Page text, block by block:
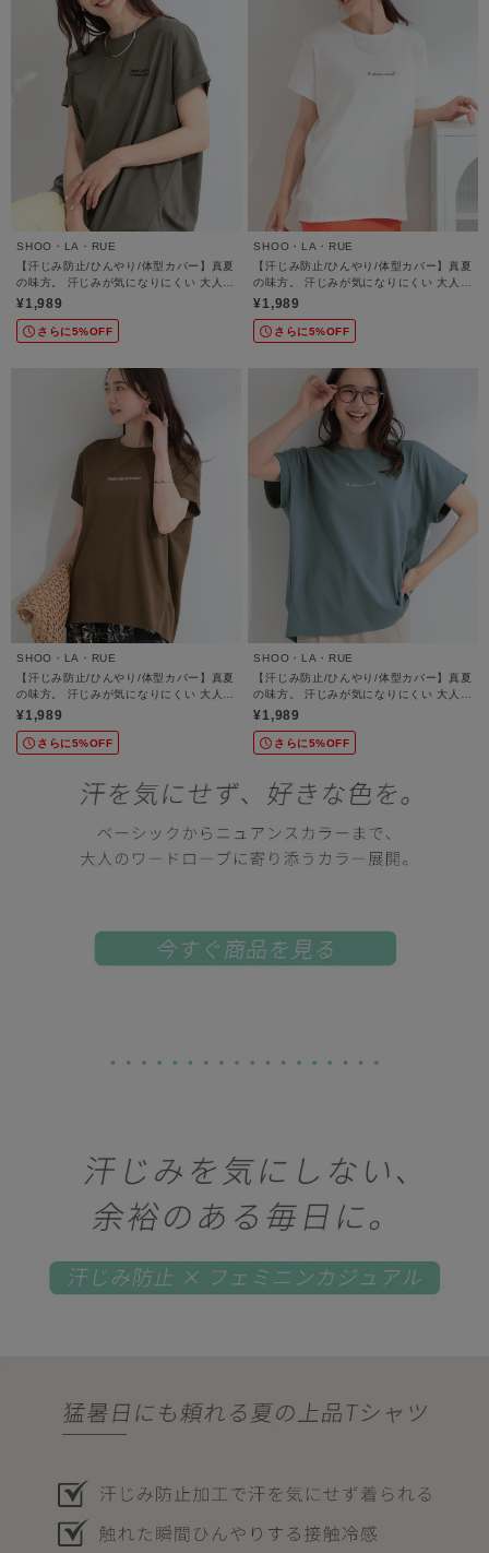
SHOO・LA・RUE
【汗じみ防止/ひんやり/体型カバー】真夏
の味方。 汗じみが気になりにくい 大人の
刺繍ロゴTシャツ
¥1,989
さらに5%OFF
SHOO・LA・RUE
【汗じみ防止/ひんやり/体型カバー】真夏
の味方。 汗じみが気になりにくい 大人の
刺繍ロゴTシャツ
¥1,989
さらに5%OFF
SHOO・LA・RUE
【汗じみ防止/ひんやり/体型カバー】真夏
の味方。 汗じみが気になりにくい 大人の
刺繍ロゴTシャツ
¥1,989
さらに5%OFF
SHOO・LA・RUE
【汗じみ防止/ひんやり/体型カバー】真夏
の味方。 汗じみが気になりにくい 大人の
刺繍ロゴTシャツ
¥1,989
さらに5%OFF